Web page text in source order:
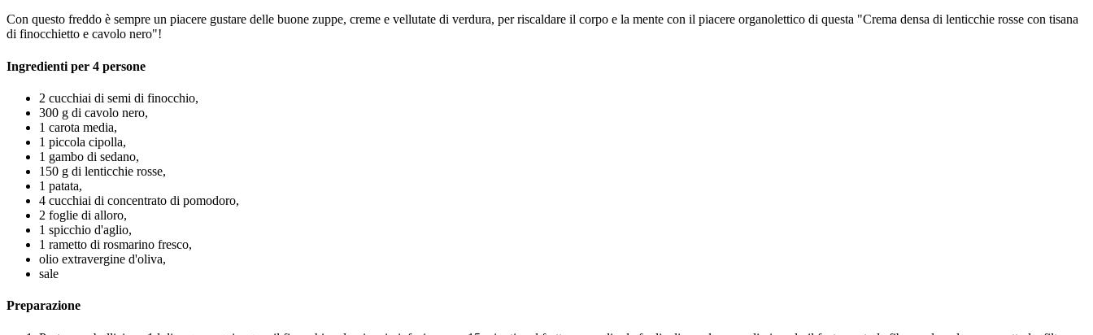
Con questo freddo è sempre un piacere gustare delle buone zuppe, creme e vellutate di verdura, per riscaldare il corpo e la mente con il piacere organolettico di questa "Crema densa di lenticchie rosse con tisana
di finocchietto e cavolo nero"!
Ingredienti per 4 persone
2 cucchiai di semi di finocchio,
300 g di cavolo nero,
1 carota media,
1 piccola cipolla,
1 gambo di sedano,
150 g di lenticchie rosse,
1 patata,
4 cucchiai di concentrato di pomodoro,
2 foglie di alloro,
1 spicchio d'aglio,
1 rametto di rosmarino fresco,
olio extravergine d'oliva,
sale
Preparazione